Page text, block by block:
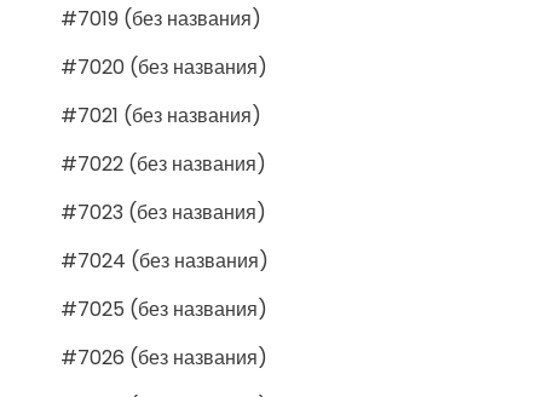
#7019 (без названия)
#7020 (без названия)
#7021 (без названия)
#7022 (без названия)
#7023 (без названия)
#7024 (без названия)
#7025 (без названия)
#7026 (без названия)